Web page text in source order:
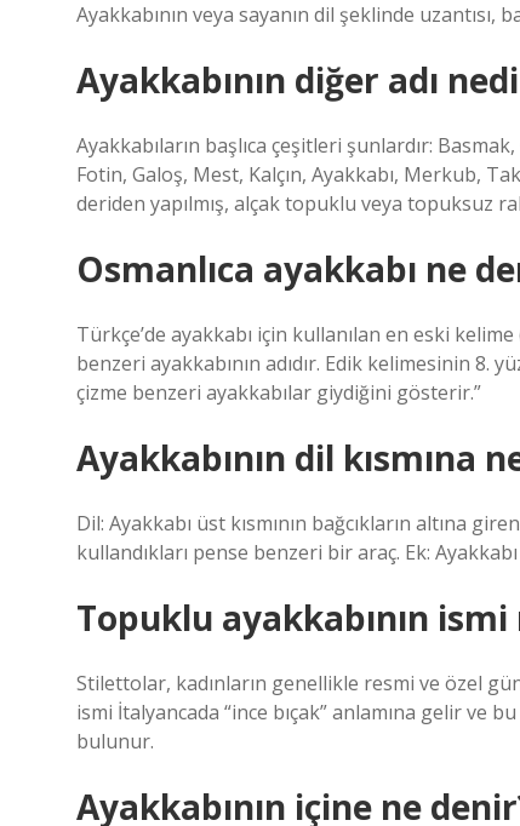
Ayakkabının veya sayanın dil şeklinde uzantısı,
Ayakkabının diğer adı
Ayakkabıların başlıca çeşitleri şunlardır:
Fotin, Galoş, Mest, Kalçın, Ayakkabı, Merkub,
deriden yapılmış, alçak topuklu veya topuksuz
Osmanlıca ayakkabı ne
Türkçe’de ayakkabı için kullanılan en eski
benzeri ayakkabının adıdır. Edik kelimesinin 8.
çizme benzeri ayakkabılar giydiğini gösterir.”
Ayakkabının dil kısmına
Dil: Ayakkabı üst kısmının bağcıkların altına
kullandıkları pense benzeri bir araç. Ek:
Topuklu ayakkabının ismi
Stilettolar, kadınların genellikle resmi ve özel
ismi İtalyancada “ince bıçak” anlamına gelir ve
bulunur.
Ayakkabının içine ne